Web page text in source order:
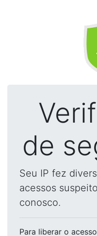
de
Seu IP fez
acessos
conosco.
Para liberar o acesso